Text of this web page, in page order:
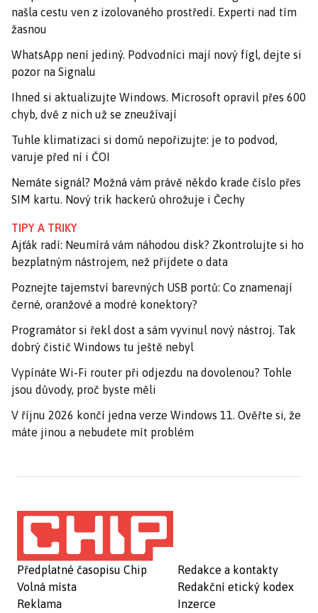
našla cestu ven z izolovaného prostředí. Experti nad tím
žasnou
WhatsApp není jediný. Podvodníci mají nový fígl, dejte si
pozor na Signalu
Ihned si aktualizujte Windows. Microsoft opravil přes 600
chyb, dvě z nich už se zneužívají
Tuhle klimatizaci si domů nepořizujte: je to podvod,
varuje před ní i ČOI
Nemáte signál? Možná vám právě někdo krade číslo přes
SIM kartu. Nový trik hackerů ohrožuje i Čechy
TIPY A TRIKY
Ajťák radí: Neumírá vám náhodou disk? Zkontrolujte si ho
bezplatným nástrojem, než přijdete o data
Poznejte tajemství barevných USB portů: Co znamenají
černé, oranžové a modré konektory?
Programátor si řekl dost a sám vyvinul nový nástroj. Tak
dobrý čistič Windows tu ještě nebyl
Vypínáte Wi-Fi router při odjezdu na dovolenou? Tohle
jsou důvody, proč byste měli
V říjnu 2026 končí jedna verze Windows 11. Ověřte si, že
máte jinou a nebudete mít problém
Předplatné časopisu Chip
Volná místa
Reklama
Redakce a kontakty
Redakční etický kodex
Inzerce